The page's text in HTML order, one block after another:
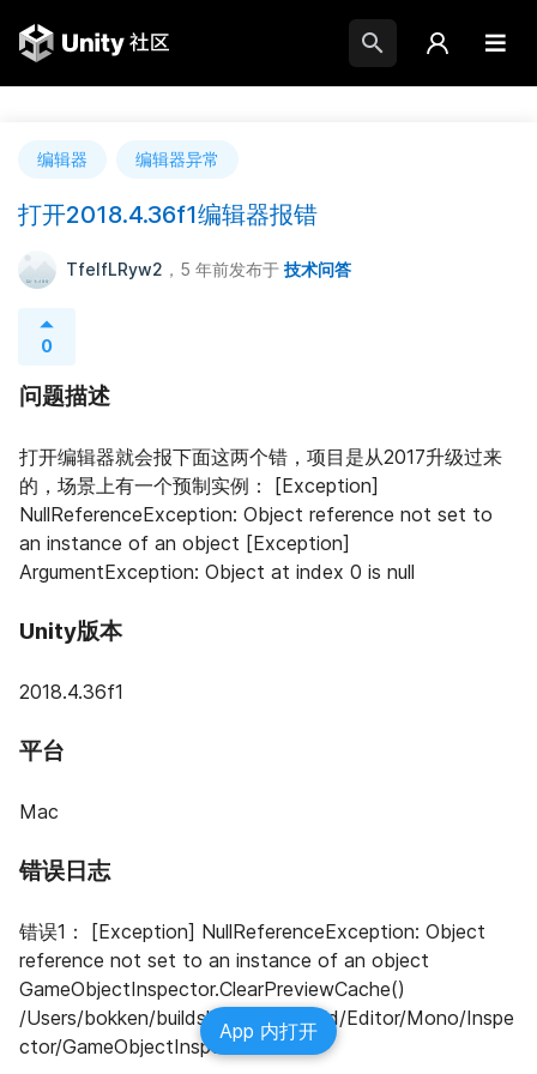
编辑器 编辑器异常
打开2018.4.36f1编辑器报错
TfeIfLRyw2 ，5 年前发布于 技术问答
0
问题描述
打开编辑器就会报下面这两个错，项目是从2017升级过来
的，场景上有一个预制实例： [Exception]
NullReferenceException: Object reference not set to
an instance of an object [Exception]
ArgumentException: Object at index 0 is null
Unity版本
2018.4.36f1
平台
Mac
错误日志
错误1： [Exception] NullReferenceException: Object
reference not set to an instance of an object
GameObjectInspector.ClearPreviewCache()
/Users/bokken/buildslave/unity/build/Editor/Mono/Inspe
ctor/GameObjectInspector.cs:209
App 内打开